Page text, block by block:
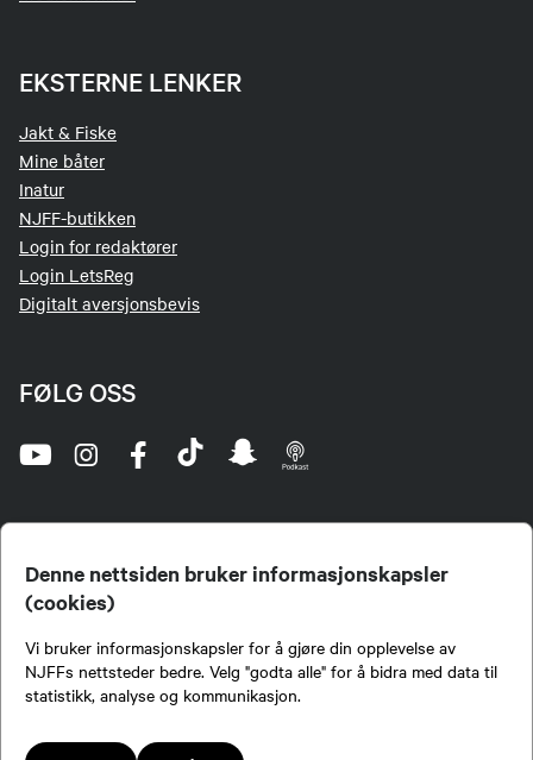
Denne nettsiden bruker informasjonskapsler
(cookies)
Vi bruker informasjonskapsler for å gjøre din opplevelse av
NJFFs nettsteder bedre. Velg "godta alle" for å bidra med data til
statistikk, analyse og kommunikasjon.
EKSTERNE LENKER
Jakt & Fiske
Mine båter
Inatur
NJFF-butikken
Login for redaktører
Login LetsReg
Digitalt aversjonsbevis
FØLG OSS
jegere og sportsfiskere og et av de viktigste miljøene for formidling av kunnskap om jakt og
fiske i Norge. Vi er en partipolitisk nøytral organisasjon, men har et sterkt jakt-, fiske-, og
naturpolitisk engasjement i mange saker.
Lokalforeninger tilsluttet Norges Jeger- og Fiskerforbund har ansvar for innhold de